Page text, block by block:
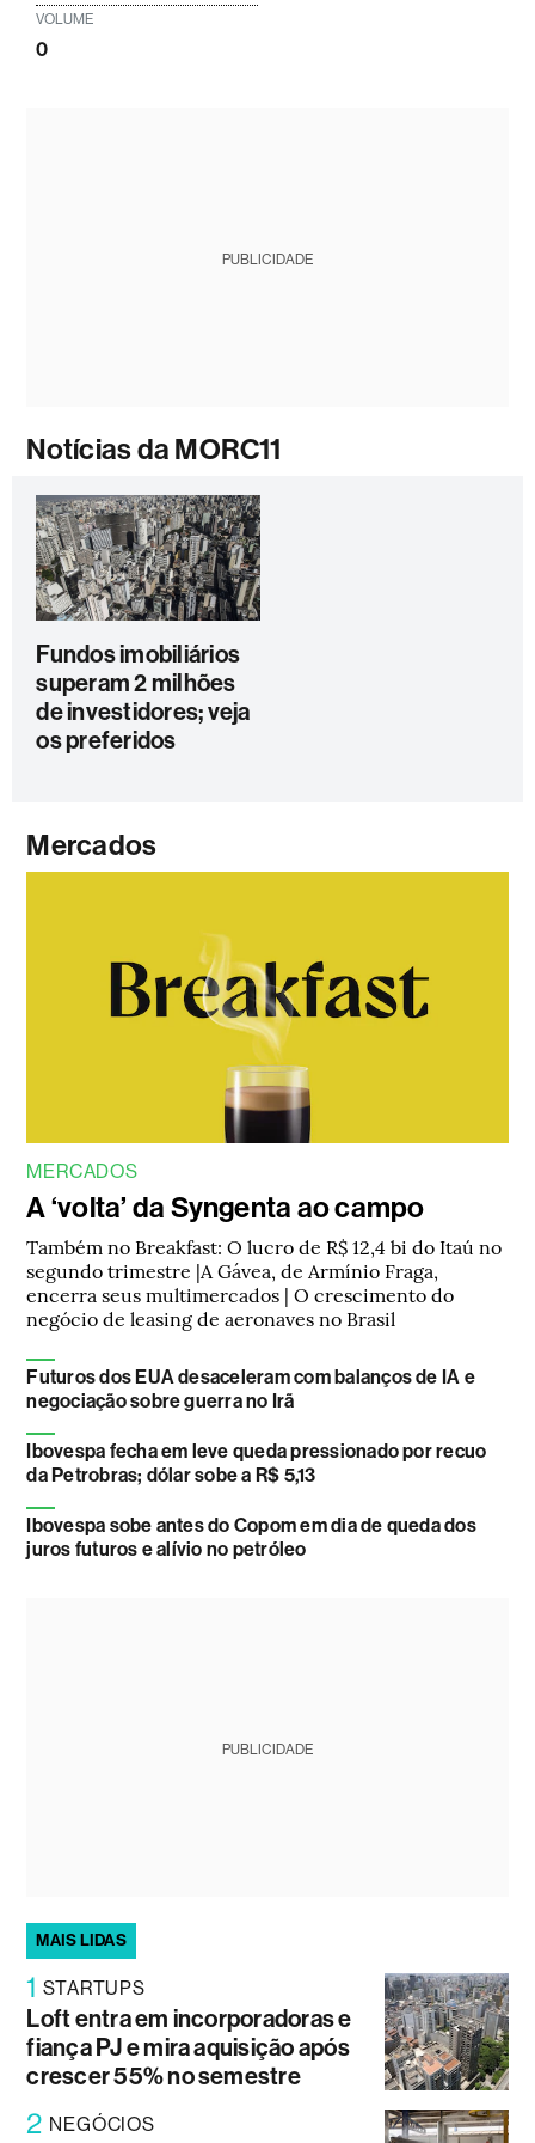
VOLUME
0
PUBLICIDADE
Notícias da MORC11
Fundos imobiliários
superam 2 milhões
de investidores; veja
os preferidos
Mercados
MERCADOS
A ‘volta’ da Syngenta ao campo
Também no Breakfast: O lucro de R$ 12,4 bi do Itaú no
segundo trimestre |A Gávea, de Armínio Fraga,
encerra seus multimercados | O crescimento do
negócio de leasing de aeronaves no Brasil
Futuros dos EUA desaceleram com balanços de IA e
negociação sobre guerra no Irã
Ibovespa fecha em leve queda pressionado por recuo
da Petrobras; dólar sobe a R$ 5,13
Ibovespa sobe antes do Copom em dia de queda dos
juros futuros e alívio no petróleo
PUBLICIDADE
MAIS LIDAS
1 STARTUPS
Loft entra em incorporadoras e
fiança PJ e mira aquisição após
crescer 55% no semestre
2 NEGÓCIOS